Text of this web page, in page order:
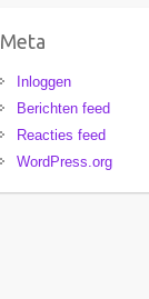
Meta
Inloggen
Berichten feed
Reacties feed
WordPress.org